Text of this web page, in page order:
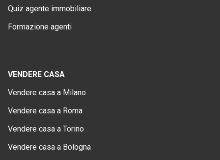
Quiz agente immobiliare
Formazione agenti
VENDERE CASA
Vendere casa a Milano
Vendere casa a Roma
Vendere casa a Torino
Vendere casa a Bologna